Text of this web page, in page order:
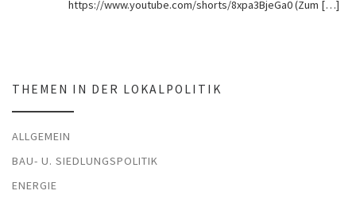
https://www.youtube.com/shorts/8xpa3BjeGa0 (Zum […]
THEMEN IN DER LOKALPOLITIK
ALLGEMEIN
BAU- U. SIEDLUNGSPOLITIK
ENERGIE